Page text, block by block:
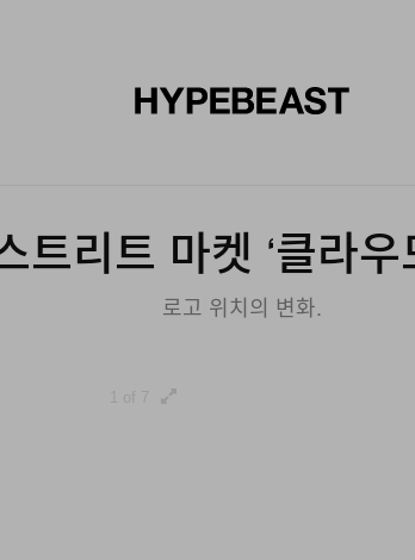
트리트 마켓 ‘클라
로고 위치의 변화.